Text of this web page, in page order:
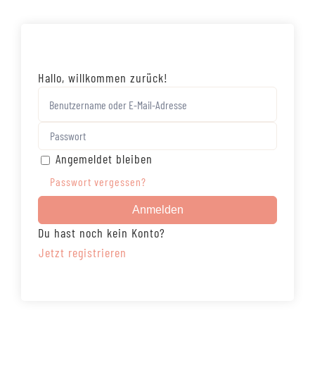
Hallo, willkommen zurück!
Angemeldet bleiben
Passwort vergessen?
Anmelden
Du hast noch kein Konto?
Jetzt registrieren